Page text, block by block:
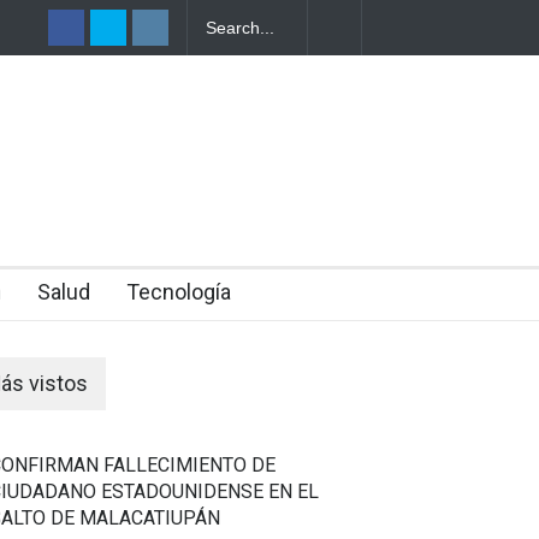
EL
DE SU
Salud Tecnología
vistos
FALLECIMIENTO DE
ESTADOUNIDENSE EN EL
DE MALACATIUPÁN